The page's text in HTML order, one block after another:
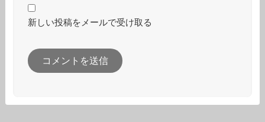
新しい投稿をメールで受け取る